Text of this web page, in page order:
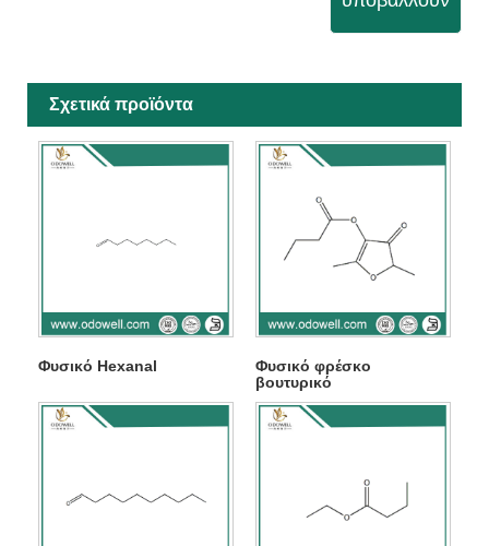
Σχετικά προϊόντα
Φυσικό Hexanal
Φυσικό φρέσκο ​​
βουτυρικό